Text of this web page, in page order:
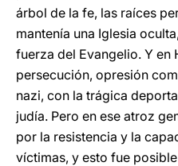
árbol de la fe, las raíces
mantenía una Iglesia
fuerza del Evangelio. Y en
persecución, opresión
nazi, con la trágica
judía. Pero en ese atroz
por la resistencia y la
víctimas, y esto fue